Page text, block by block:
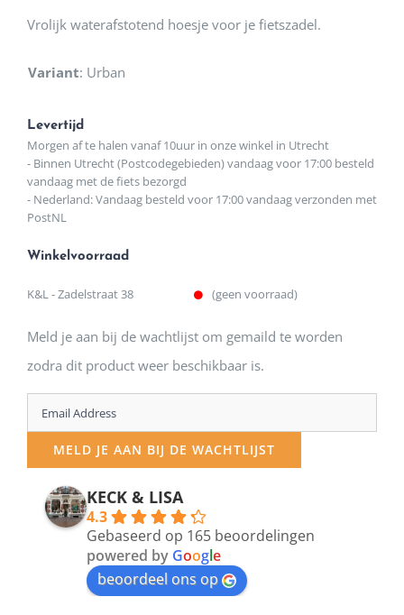
Vrolijk waterafstotend hoesje voor je fietszadel.
Variant: Urban
Levertijd
Morgen af te halen vanaf 10uur in onze winkel in Utrecht
- Binnen Utrecht (Postcodegebieden) vandaag voor 17:00 besteld
vandaag met de fiets bezorgd
- Nederland: Vandaag besteld voor 17:00 vandaag verzonden met
PostNL
Winkelvoorraad
K&L - Zadelstraat 38 (geen voorraad)
Meld je aan bij de wachtlijst om gemaild te worden
zodra dit product weer beschikbaar is.
Enter
your
email
address
MELD JE AAN BIJ DE WACHTLIJST
KECK & LISA
4.3
Gebaseerd op 165 beoordelingen
powered by Google
beoordeel ons op